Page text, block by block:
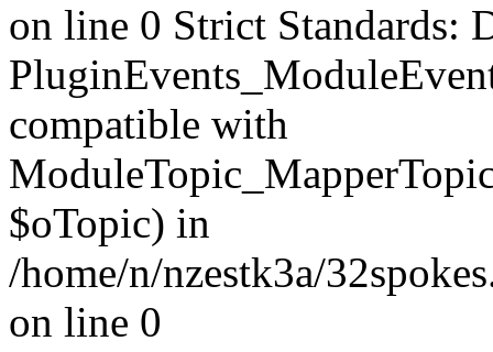
on line 0 Strict Standards:
compatible with
$oTopic) in
/home/n/nzestk3a/
on line 0